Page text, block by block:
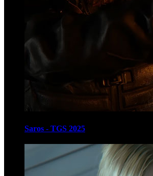
Saros - TGS 2025